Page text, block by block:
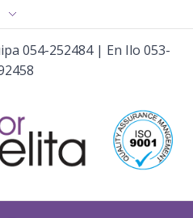
054-252484 | En Ilo 053-